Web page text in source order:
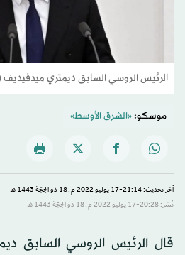
الرئيس الروسي السابق ديمتري ميدفيديف
موسكو:«الشرق الأوسط»
آخر تحديث: 21:14-17 يوليو 2022 م ـ 18 ذو الحِجّة 1443 هـ
نُشر: 20:28-17 يوليو 2022 م ـ 18 ذو الحِجّة 1443 هـ
قال الرئيس الروسي السابق